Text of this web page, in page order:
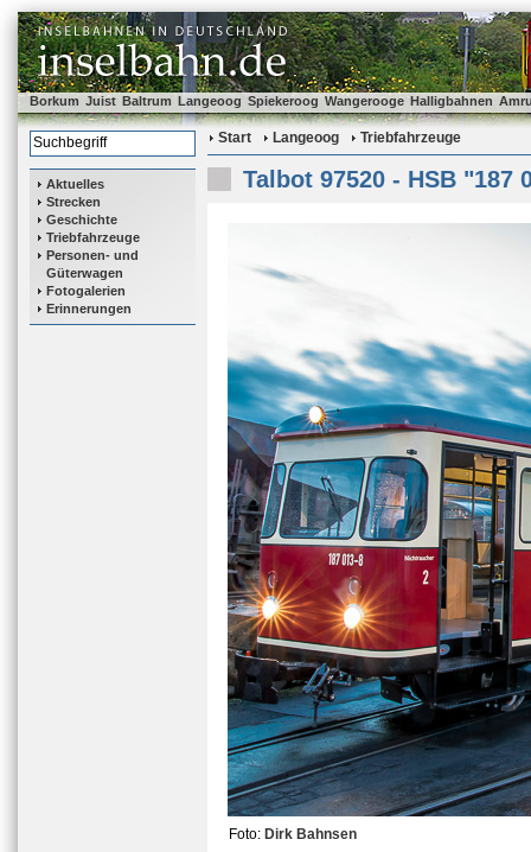
Borkum Juist Baltrum Langeoog Spiekeroog Wangerooge Halligbahnen
Aktuelles
Strecken
Geschichte
Triebfahrzeuge
Personen- und
Güterwagen
Fotogalerien
Erinnerungen
Start Langeoog Triebfahrzeuge
Talbot 97520 - HSB "187
Foto: Dirk Bahnsen